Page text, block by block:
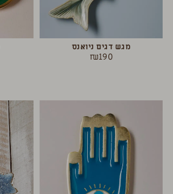
מגש דגים ניואנס
₪190